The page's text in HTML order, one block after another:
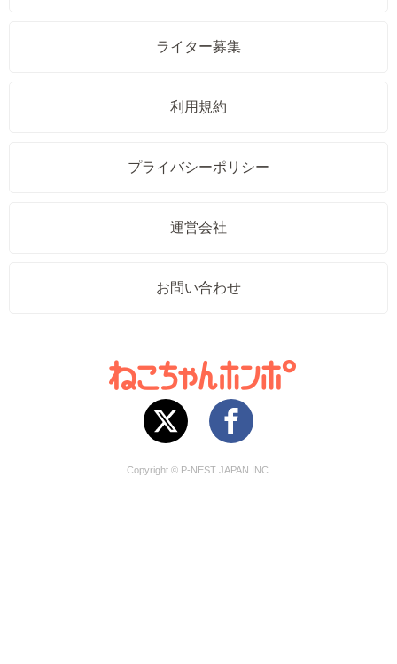
ライター募集
利用規約
プライバシーポリシー
運営会社
お問い合わせ
Copyright © P-NEST JAPAN INC.